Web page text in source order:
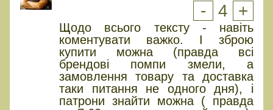
- 4 +
Щодо всього тексту - навіть
коментувати важко. І зброю
купити можна (правда всі
брендові помпи змели, а
замовлення товару та доставка
таки питання не одного дня), і
патрони знайти можна ( правда